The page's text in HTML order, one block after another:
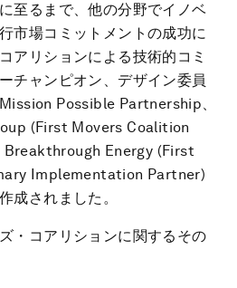
至るまで、他の分野でイノベ
市場コミットメントの成功に
アリションによる技術的コミ
チャンピオン、デザイン委員
Possible Partnership、
(First Movers Coalition
Energy (First
Implementation Partner)
成されました。
・コアリションに関するその